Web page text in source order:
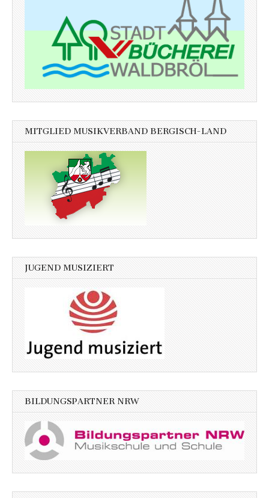
MITGLIED MUSIKVERBAND BERGISCH-LAND
JUGEND MUSIZIERT
BILDUNGSPARTNER NRW